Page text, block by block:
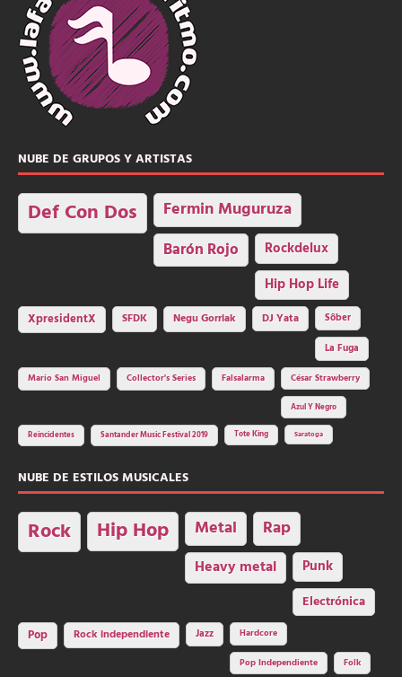
NUBE DE GRUPOS Y ARTISTAS
Def Con Dos Fermin Muguruza
Barón Rojo Rockdelux
Hip Hop Life
XpresidentX SFDK Negu Gorriak DJ Yata
Sôber
La Fuga
Mario San Miguel
Collector's Series Falsalarma César Strawberry
Azul Y Negro
Reincidentes Santander Music Festival 2019 Tote King Saratoga
NUBE DE ESTILOS MUSICALES
Rock Hip Hop Metal Rap
Heavy metal Punk
Electrónica
Pop Rock independiente Jazz Hardcore
Pop Independiente Folk